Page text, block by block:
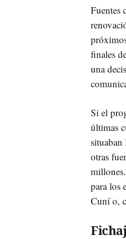
Fuentes
finales
una
Si el
últimas
otras
para los
Cuní o,